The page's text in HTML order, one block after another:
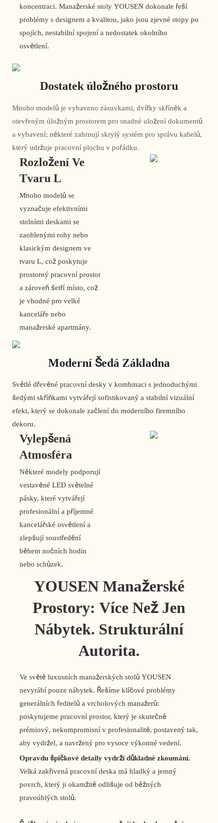
koncentraci. Manažerské stoly YOUSEN dokonale řeší
problémy s designem a kvalitou, jako jsou zjevné stopy po
spojích, nestabilní spojení a nedostatek okolního
osvětlení.
Dostatek úložného prostoru
Mnoho modelů je vybaveno zásuvkami, dvířky skříněk a
otevřeným úložným prostorem pro snadné uložení dokumentů
a vybavení; některé zahrnují skrytý systém pro správu kabelů,
který udržuje pracovní plochu v pořádku.
Rozložení Ve
Tvaru L
Mnoho modelů se
vyznačuje efektivními
stolními deskami se
zaoblenými rohy nebo
klasickým designem ve
tvaru L, což poskytuje
prostorný pracovní prostor
a zároveň šetří místo, což
je vhodné pro velké
kanceláře nebo
manažerské apartmány.
Moderní Šedá Základna
Světlé dřevěné pracovní desky v kombinaci s jednoduchými
šedými skříňkami vytvářejí sofistikovaný a stabilní vizuální
efekt, který se dokonale začlení do moderního firemního
dekoru.
Vylepšená
Atmosféra
Některé modely podporují
vestavěné LED světelné
pásky, které vytvářejí
profesionální a příjemné
kancelářské osvětlení a
zlepšují soustředění
během nočních hodin
nebo schůzek.
YOUSEN Manažerské
Prostory: Více Než Jen
Nábytek. Strukturální
Autorita.
Ve světě luxusních manažerských stolů YOUSEN
nevyrábí pouze nábytek. Řešíme klíčové problémy
generálních ředitelů a vrcholových manažerů:
poskytujeme pracovní prostor, který je skutečně
prémiový, nekompromisní v profesionalitě, postavený tak,
aby vydržel, a navržený pro vysoce výkonné vedení.
Opravdu špičkové detaily vydrží důkladné zkoumání.
Velká zakřivená pracovní deska má hladký a jemný
povrch, který ji okamžitě odlišuje od běžných
pravoúhlých stolů.